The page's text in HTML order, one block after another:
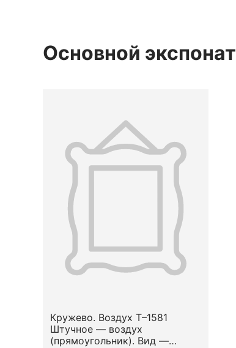
Основной экспонат
Кружево. Воздух Т–1581
Штучное — воздух
(прямоугольник). Вид —